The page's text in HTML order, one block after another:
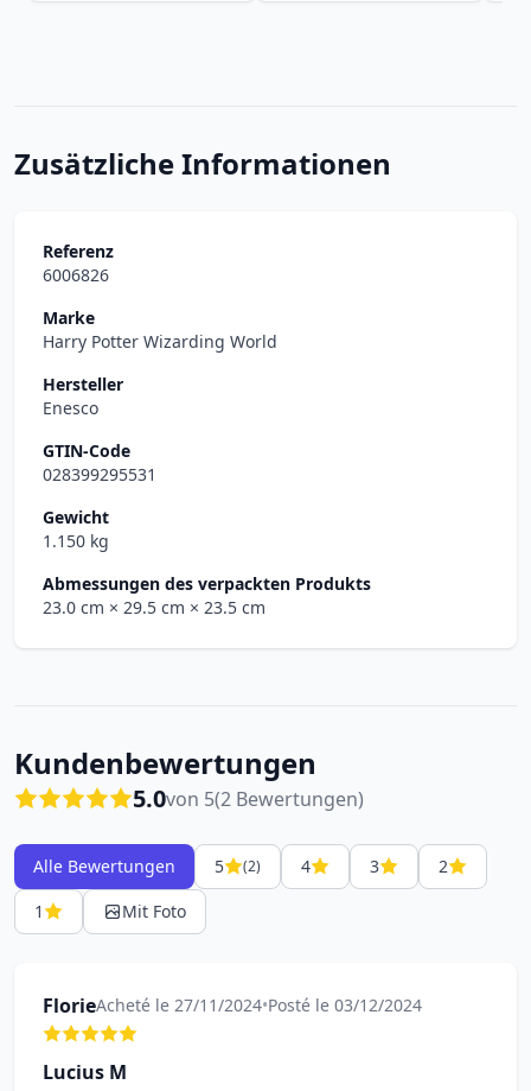
Zusätzliche Informationen
Referenz
6006826
Marke
Harry Potter Wizarding World
Hersteller
Enesco
GTIN-Code
028399295531
Gewicht
1.150 kg
Abmessungen des verpackten Produkts
23.0 cm × 29.5 cm × 23.5 cm
Kundenbewertungen
5.0von 5(2 Bewertungen)
Alle Bewertungen 5 (2) 4 3
2
1
Mit Foto
FlorieAcheté le 27/11/2024•Posté le 03/12/2024
Lucius M